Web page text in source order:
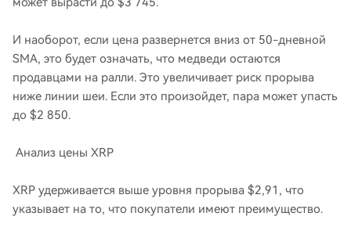
И наоборот, если цена развернется вниз от 50-дневной
SMA, это будет означать, что медведи остаются
продавцами на ралли. Это увеличивает риск прорыва
ниже линии шеи. Если это произойдет, пара может упасть
до $2 850.
Анализ цены XRP
XRP удерживается выше уровня прорыва $2,91, что
указывает на то, что покупатели имеют преимущество.